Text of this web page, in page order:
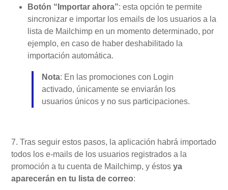
Botón “Importar ahora”: esta opción te permite
sincronizar e importar los emails de los usuarios a la
lista de Mailchimp en un momento determinado, por
ejemplo, en caso de haber deshabilitado la
importación automática.
Nota: En las promociones con Login
activado, únicamente se enviarán los
usuarios únicos y no sus participaciones.
7. Tras seguir estos pasos, la aplicación habrá importado
todos los e-mails de los usuarios registrados a la
promoción a tu cuenta de Mailchimp, y éstosya
aparecerán en tu lista de correo: